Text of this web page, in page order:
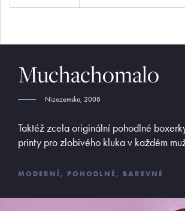
Muchachomalo
Nizozemsko, 2008
Taktéž zcela originální pohodlné
printy pro zlobivého kluka v každém
MODERNÍ, POHODLNÉ, BAREVNÉ
E:
butler@mybutler.cz
ADRESA
Opletalova 9
E-SHOP
Platební podmínky